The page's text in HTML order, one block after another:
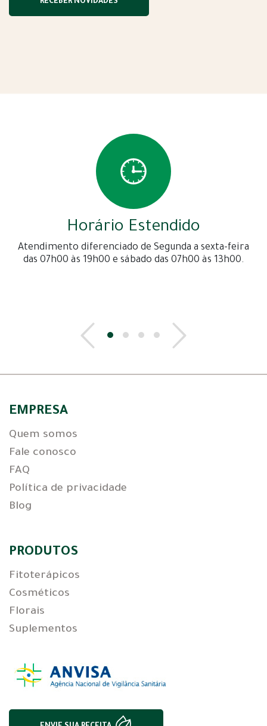
Horário Estendido
Atendimento diferenciado de Segunda a sexta-feira
das 07h00 às 19h00 e sábado das 07h00 às 13h00.
EMPRESA
Quem somos
Fale conosco
FAQ
Política de privacidade
Blog
PRODUTOS
Fitoterápicos
Cosméticos
Florais
Suplementos